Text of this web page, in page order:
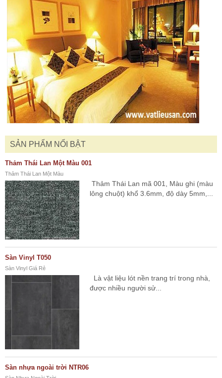
SẢN PHẨM NỔI BẬT
Thảm Thái Lan Một Màu 001
Thảm Thái Lan Một Màu
Thảm Thái Lan mã 001, Màu ghi (màu
lông chuột) khổ 3.6mm, độ dày 5mm,...
Sàn Vinyl T050
Sàn Vinyl Giá Rẻ
Là vật liệu lót nền trang trí trong nhà,
được nhiều người sử...
Sàn nhựa ngoài trời NTR06